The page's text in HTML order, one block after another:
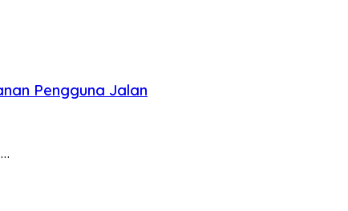
Pengguna Jalan